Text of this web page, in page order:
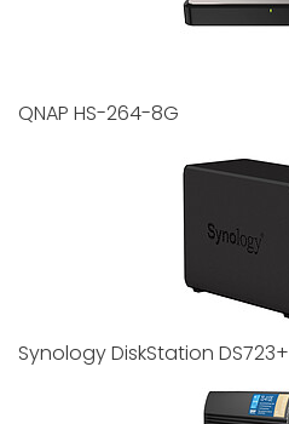
QNAP HS-264-8G
Synology DiskStation DS723+